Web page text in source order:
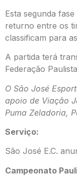
Esta segunda
returno entre os
classificam para
A partida terá
Federação
O São José
apoio de Viação
Puma Zeladoria,
Serviço:
São José E.C.
Campeonato